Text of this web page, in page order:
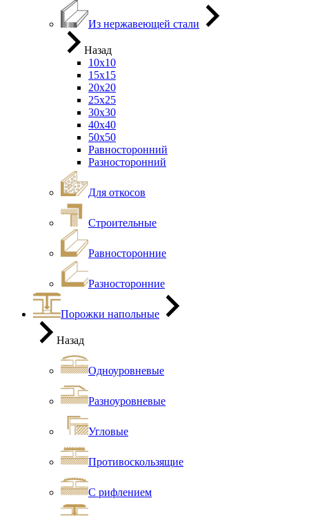
Из нержавеющей стали
Назад
10х10
15х15
20х20
25х25
30х30
40х40
50х50
Равносторонний
Разносторонний
Для откосов
Строительные
Равносторонние
Разносторонние
Порожки напольные
Назад
Одноуровневые
Разноуровневые
Угловые
Противоскользящие
С рифлением